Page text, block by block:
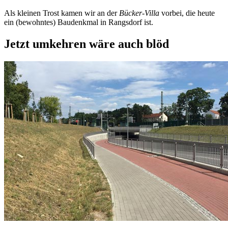
Als kleinen Trost kamen wir an der Bücker-Villa vorbei, die heute
ein (bewohntes) Baudenkmal in Rangsdorf ist.
Jetzt umkehren wäre auch blöd